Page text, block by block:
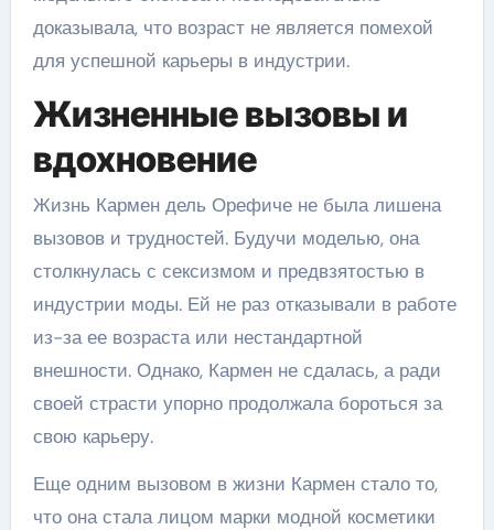
доказывала, что возраст не является помехой
для успешной карьеры в индустрии.
Жизненные вызовы и
вдохновение
Жизнь Кармен дель Орефиче не была лишена
вызовов и трудностей. Будучи моделью, она
столкнулась с сексизмом и предвзятостью в
индустрии моды. Ей не раз отказывали в работе
из-за ее возраста или нестандартной
внешности. Однако, Кармен не сдалась, а ради
своей страсти упорно продолжала бороться за
свою карьеру.
Еще одним вызовом в жизни Кармен стало то,
что она стала лицом марки модной косметики